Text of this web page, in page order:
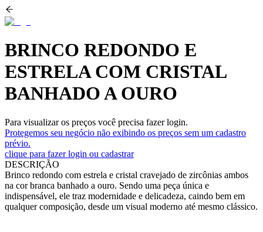
BRINCO REDONDO E
ESTRELA COM CRISTAL
BANHADO A OURO
Para visualizar os preços você precisa fazer login.
Protegemos seu negócio não exibindo os preços sem um cadastro
prévio.
clique para fazer login ou cadastrar
DESCRIÇÃO
Brinco redondo com estrela e cristal cravejado de zircônias ambos
na cor branca banhado a ouro. Sendo uma peça única e
indispensável, ele traz modernidade e delicadeza, caindo bem em
qualquer composição, desde um visual moderno até mesmo clássico.